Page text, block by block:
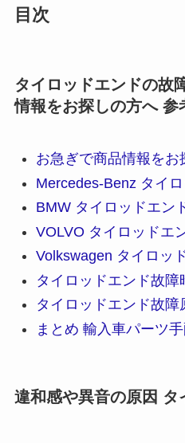
目次
タイロッドエンドの故
情報をお探しの方へ 参
お急ぎで商品情報をお
Mercedes-Benz タイ
BMW タイロッドエン
VOLVO タイロッドエ
Volkswagen タイロッ
タイロッドエンド故障
タイロッドエンド故障
まとめ 輸入車パーツ
違和感や異音の原因 タ